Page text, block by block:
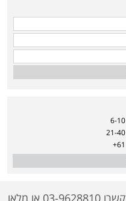
6-10
21-40
61+
לא מצאתם את מה שרציתם? התקשרו 03-9628810 או מלאו